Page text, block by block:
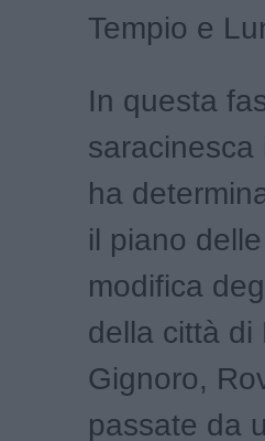
Tempio e
In questa
ha
il piano
modifica
della città di
Gignoro,
passate da